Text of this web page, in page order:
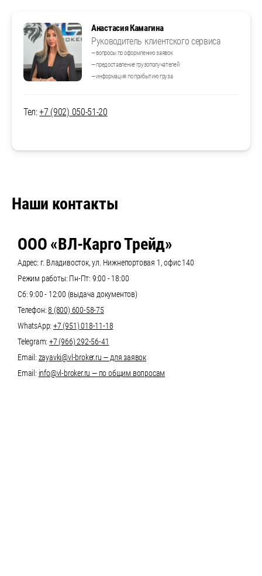
Анастасия Камагина
Руководитель клиентского сервиса
— вопросы по оформлению заявок
— предоставление грузополучателей
— информация по прибытию груза
Тел:+7 (902) 050-51-20
Наши контакты
ООО «ВЛ-Карго Трейд»
Адрес: г. Владивосток, ул. Нижнепортовая 1, офис 140
Режим работы: Пн-Пт: 9:00 - 18:00
Сб: 9:00 - 12:00 (выдача документов)
Телефон:8 (800) 600-58-75
WhatsApp: +7 (951) 018-11-18
Telegram: +7 (966) 292-56-41
Email: zayavki@vl-broker.ru — для заявок
Email: info@vl-broker.ru — по общим вопросам